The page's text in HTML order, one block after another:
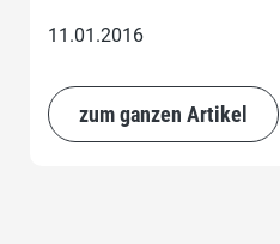
11.01.2016
zum ganzen Artikel